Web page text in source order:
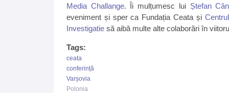
Media Challange. Îi mulțumesc lui Ștefan
eveniment și sper ca Fundația Ceata și
Investigatie să aibă multe alte colaborări în
Tags:
ceata
conferință
Varșovia
Polonia